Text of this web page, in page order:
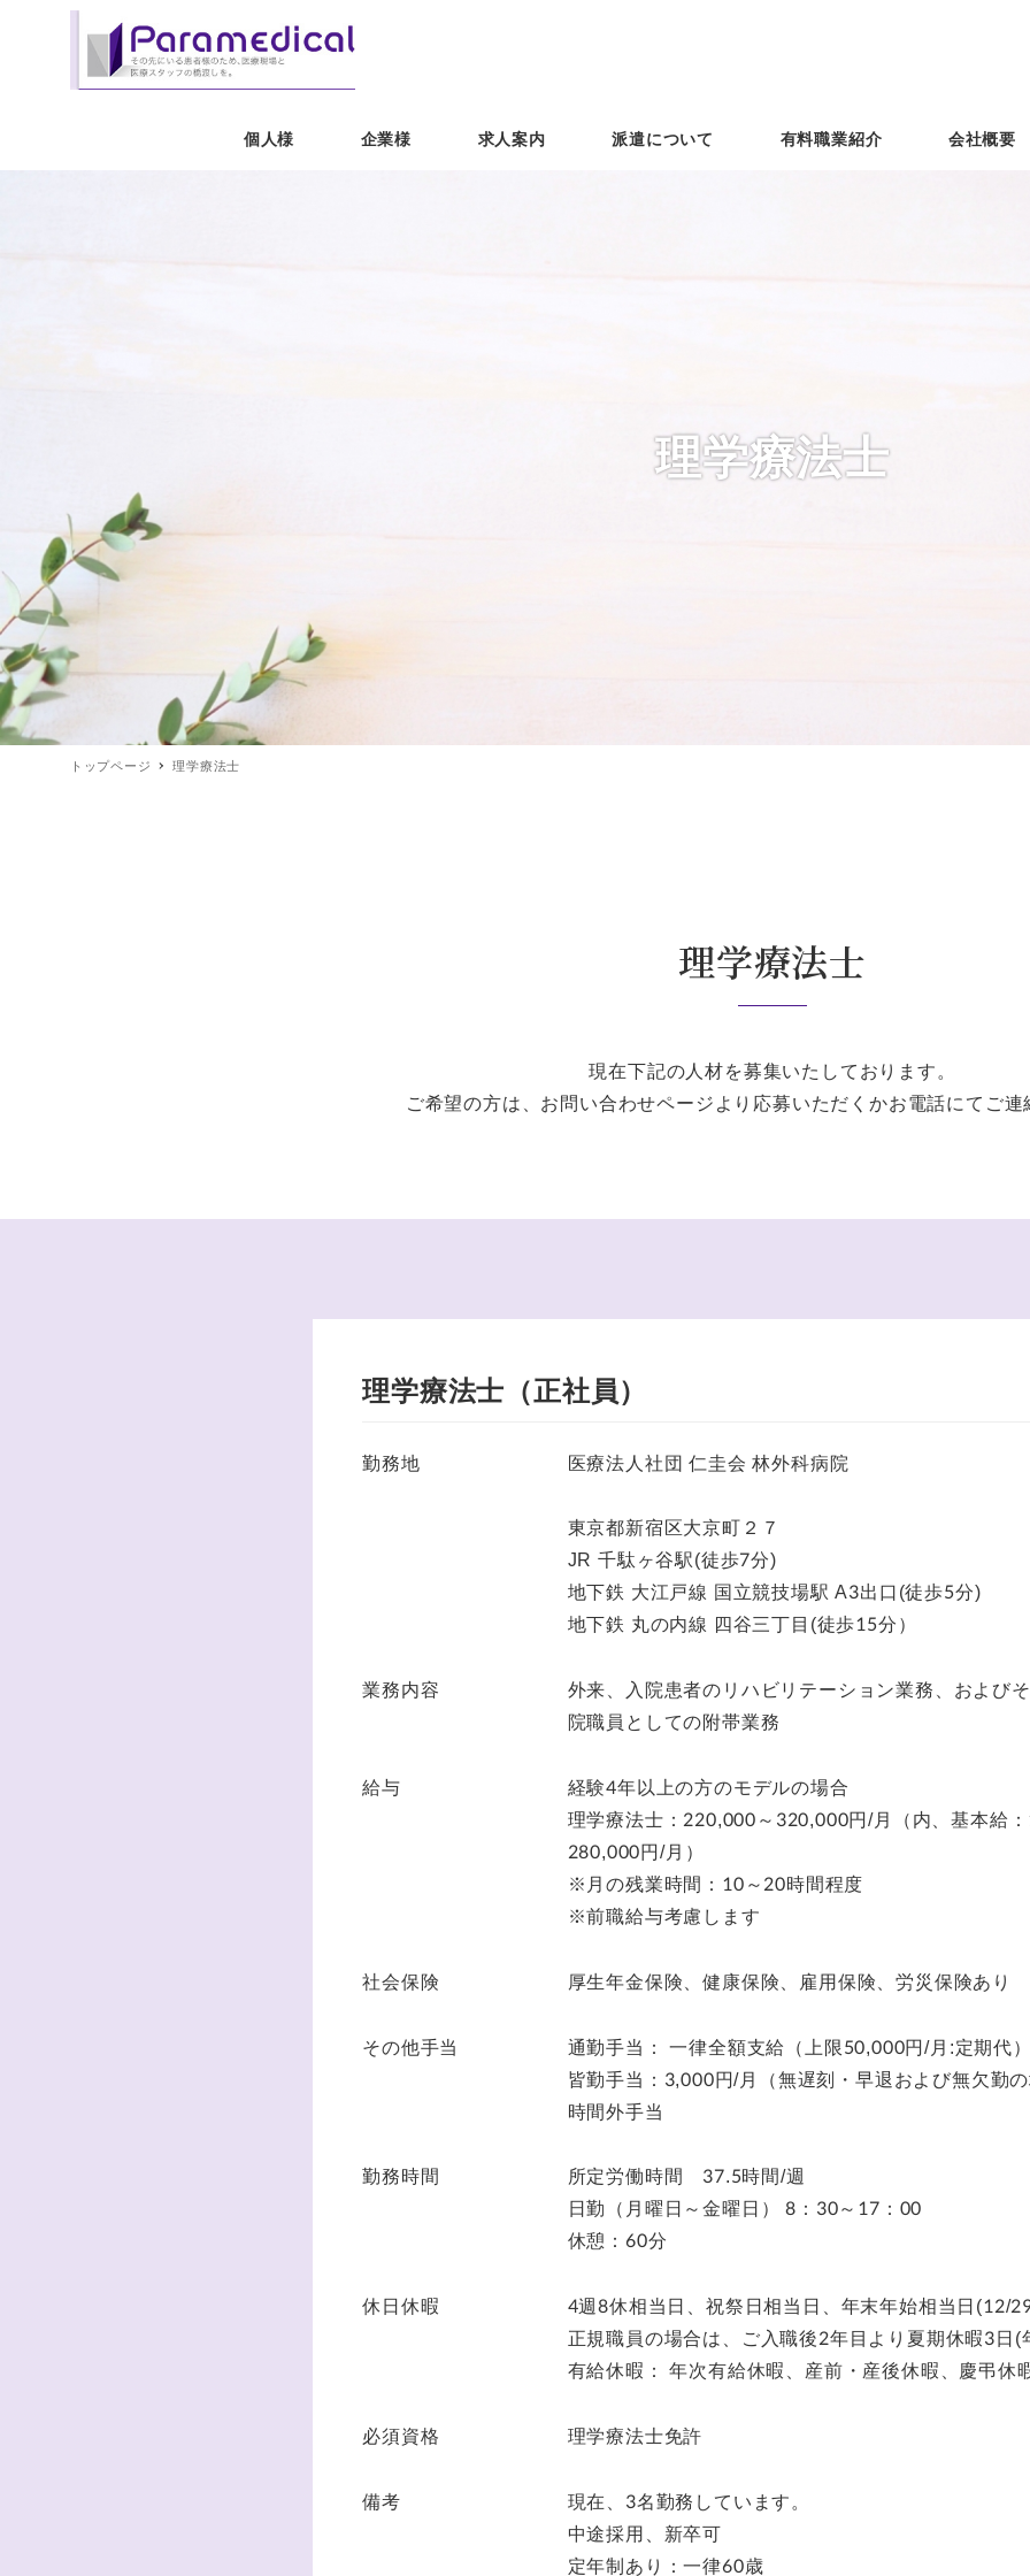
個人様 企業様 求人案内 派遣について 有料職業紹介 会社概要
理学療法士
トップページ 理学療法士
理学療法士
現在下記の人材を募集いたしております。
ご希望の方は、お問い合わせページより応募いただくかお電話にてご連
理学療法士（正社員）
勤務地 医療法人社団 仁圭会 林外科病院
東京都新宿区大京町２７
JR 千駄ヶ谷駅(徒歩7分)
地下鉄 大江戸線 国立競技場駅 A3出口(徒歩5分)
地下鉄 丸の内線 四谷三丁目(徒歩15分）
業務内容
外来、入院患者のリハビリテーション業務、および
院職員としての附帯業務
給与
経験4年以上の方のモデルの場合
理学療法士：220,000～320,000円/月（内、基本給
280,000円/月）
※月の残業時間：10～20時間程度
※前職給与考慮します
社会保険 厚生年金保険、健康保険、雇用保険、労災保険あり
その他手当
通勤手当： 一律全額支給（上限50,000円/月:定期代）
皆勤手当：3,000円/月（無遅刻・早退および無欠勤の
時間外手当
勤務時間
所定労働時間 37.5時間/週
日勤（月曜日～金曜日） 8：30～17：00
休憩：60分
休日休暇
4週8休相当日、祝祭日相当日、年末年始相当日(12/
正規職員の場合は、ご入職後2年目より夏期休暇3日(
有給休暇： 年次有給休暇、産前・産後休暇、慶弔休
必須資格 理学療法士免許
備考
現在、3名勤務しています。
中途採用、新卒可
定年制あり：一律60歳